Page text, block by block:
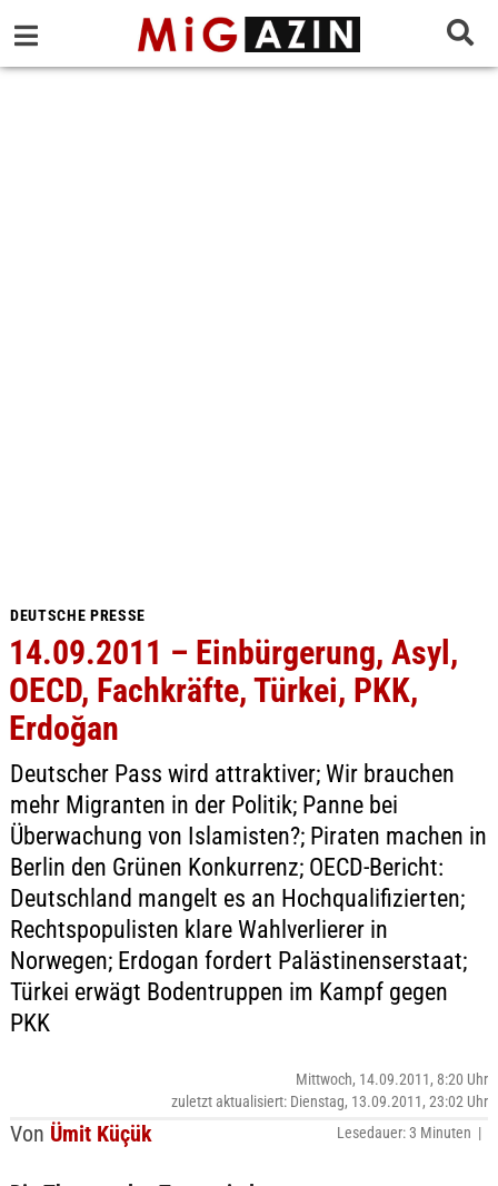
DEUTSCHE PRESSE
14.09.2011 – Einbürgerung, Asyl,
OECD, Fachkräfte, Türkei, PKK,
Erdoğan
Deutscher Pass wird attraktiver; Wir brauchen
mehr Migranten in der Politik; Panne bei
Überwachung von Islamisten?; Piraten machen in
Berlin den Grünen Konkurrenz; OECD-Bericht:
Deutschland mangelt es an Hochqualifizierten;
Rechtspopulisten klare Wahlverlierer in
Norwegen; Erdogan fordert Palästinenserstaat;
Türkei erwägt Bodentruppen im Kampf gegen
PKK
Von Ümit Küçük
Mittwoch, 14.09.2011, 8:20 Uhr
zuletzt aktualisiert: Dienstag, 13.09.2011, 23:02 Uhr
Lesedauer: 3 Minuten |